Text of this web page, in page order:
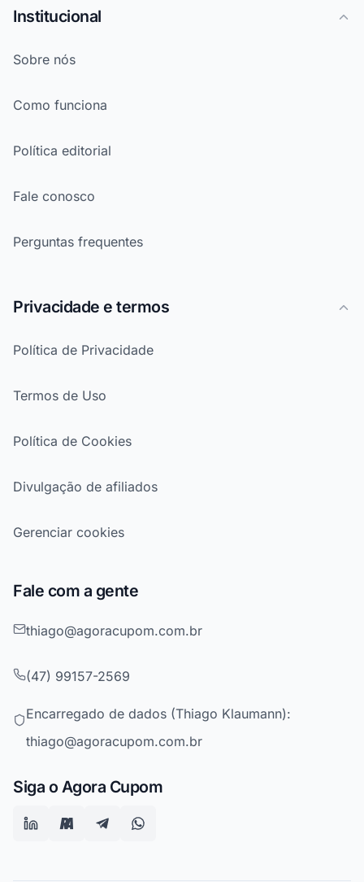
Institucional
Sobre nós
Como funciona
Política editorial
Fale conosco
Perguntas frequentes
Privacidade e termos
Política de Privacidade
Termos de Uso
Política de Cookies
Divulgação de afiliados
Gerenciar cookies
Fale com a gente
thiago@agoracupom.com.br
(47) 99157-2569
Encarregado de dados (Thiago Klaumann):
thiago@agoracupom.com.br
Siga o Agora Cupom